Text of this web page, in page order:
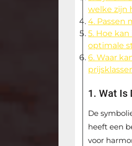
welke zijn
4. Passen
5. Hoe
optimale
6. Waar
1. Wat Is
De
heeft een
voor